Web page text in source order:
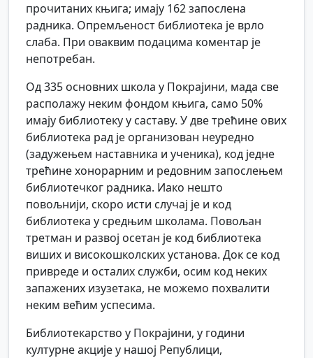
прочитаних књига; имају 162 запослена
радника. Опремљеност библиотека је врло
слаба. При оваквим подацима коментар је
непотребан.
Од 335 основних школа у Покрајини, мада све
располажу неким фондом књига, само 50%
имају библиотеку у саставу. У две трећине ових
библиотека рад је организован неуредно
(задужењем наставника и ученика), код једне
трећине хонорарним и редовним запослењем
библиотечког радника. Иако нешто
повољнији, скоро исти случај је и код
библиотека у средњим школама. Повољан
третман и развој осетан је код библиотека
виших и високошколских установа. Док се код
привреде и осталих служби, осим код неких
запажених изузетака, не можемо похвалити
неким већим успесима.
Библиотекарство у Покрајини, у години
културне акције у нашој Републици,